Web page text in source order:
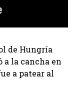
de Hungría
a la cancha en
a patear al